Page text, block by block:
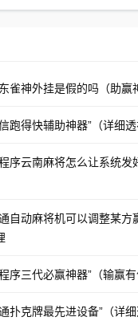
雀神外挂是假的吗（助赢
跑得快辅助神器”（详细
序云南麻将怎么让系统发
自动麻将机可以调整某方
序三代必赢神器”（输赢
扑克牌最先进设备”（详